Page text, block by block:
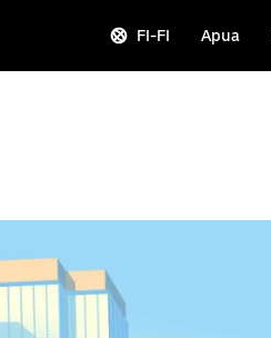
FI-FI Apua